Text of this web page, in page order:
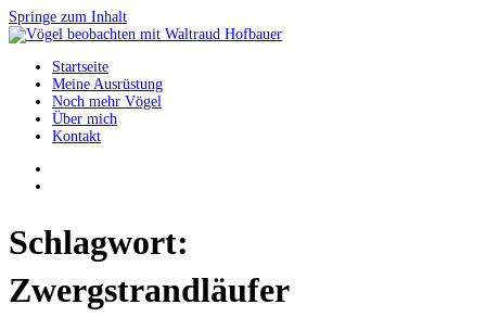
Springe zum Inhalt
Vögel beobachten mit Waltraud Hofbauer
Startseite
Meine Ausrüstung
Noch mehr Vögel
Über mich
Kontakt
Schlagwort:
Zwergstrandläufer